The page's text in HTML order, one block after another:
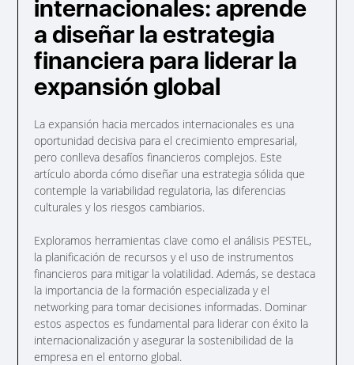
internacionales: aprende
a diseñar la estrategia
financiera para liderar la
expansión global
La expansión hacia mercados internacionales es una
oportunidad decisiva para el crecimiento empresarial,
pero conlleva desafíos financieros complejos. Este
artículo aborda cómo diseñar una estrategia sólida que
contemple la variabilidad regulatoria, las diferencias
culturales y los riesgos cambiarios.
Exploramos herramientas clave como el análisis PESTEL,
la planificación de recursos y el uso de instrumentos
financieros para mitigar la volatilidad. Además, se destaca
la importancia de la formación especializada y el
networking para tomar decisiones informadas. Dominar
estos aspectos es fundamental para liderar con éxito la
internacionalización y asegurar la sostenibilidad de la
empresa en el entorno global.